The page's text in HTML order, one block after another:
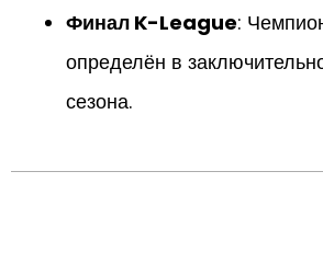
Финал K-League:
определён в
сезона.